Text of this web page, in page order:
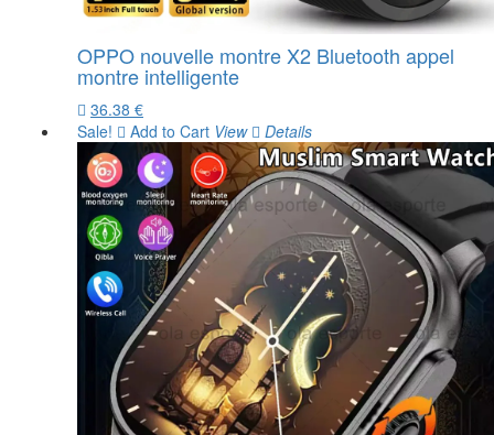
OPPO nouvelle montre X2 Bluetooth appel
montre intelligente
36.38 €
Sale!
Add to Cart View Details